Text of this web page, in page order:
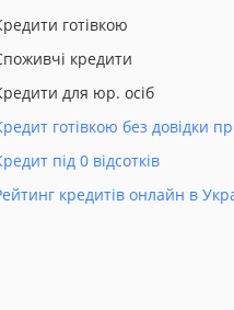
готівкою
кредити
для юр. осіб
готівкою без довідки
під 0 відсотків
кредитів онлайн в